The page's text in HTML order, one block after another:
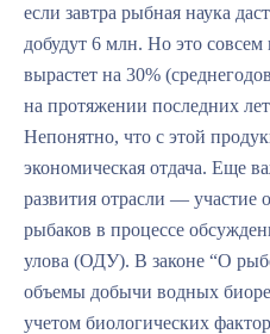
если завтра рыбная наука
добудут 6 млн. Но это совсем
вырастет на 30%
на протяжении последних
Непонятно, что с этой
экономическая отдача. Еще
развития отрасли — участие
рыбаков в процессе
улова (ОДУ). В законе “О
объемы добычи водных
учетом биологических